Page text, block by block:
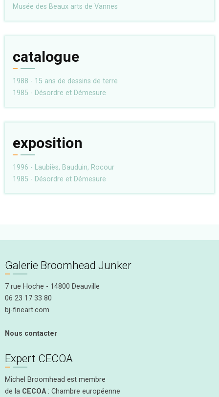
Musée des Beaux arts de Vannes
catalogue
1988 - 15 ans de dessins de terre
1985 - Désordre et Démesure
exposition
1996 - Laubiès, Bauduin, Rocour
1985 - Désordre et Démesure
Galerie Broomhead Junker
7 rue Hoche - 14800 Deauville
06 23 17 33 80
bj-fineart.com
Nous contacter
Expert CECOA
Michel Broomhead est membre
de la CECOA: Chambre européenne